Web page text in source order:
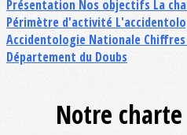
Présentation Nos objectifs La
Périmètre d'activité
Accidentologie Nationale
Département du Doubs
Notre